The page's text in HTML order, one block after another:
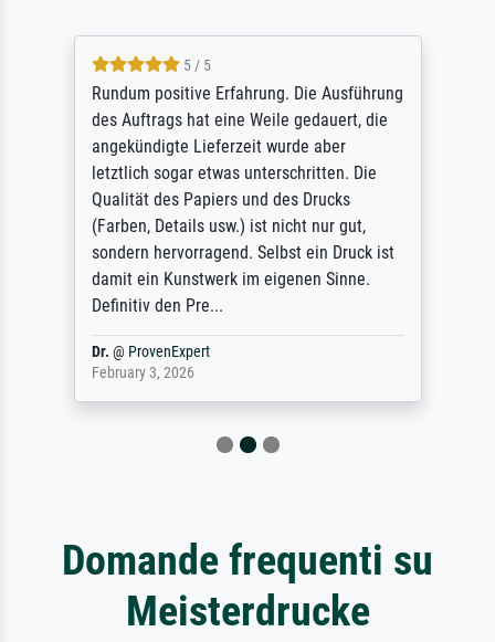
5 / 5
Rundum positive Erfahrung. Die Ausführung
des Auftrags hat eine Weile gedauert, die
angekündigte Lieferzeit wurde aber
letztlich sogar etwas unterschritten. Die
Qualität des Papiers und des Drucks
(Farben, Details usw.) ist nicht nur gut,
sondern hervorragend. Selbst ein Druck ist
damit ein Kunstwerk im eigenen Sinne.
Definitiv den Pre...
Dr. @ ProvenExpert
February 3, 2026
Domande frequenti su
Meisterdrucke